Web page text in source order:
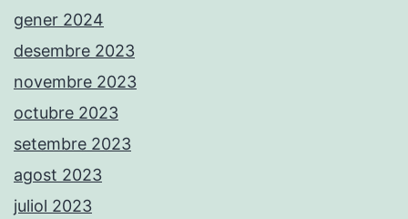
gener 2024
desembre 2023
novembre 2023
octubre 2023
setembre 2023
agost 2023
juliol 2023